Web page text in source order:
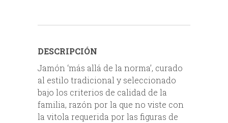
DESCRIPCIÓN
Jamón ‘más allá de la norma’, curado
al estilo tradicional y seleccionado
bajo los criterios de calidad de la
familia, razón por la que no viste con
la vitola requerida por las figuras de